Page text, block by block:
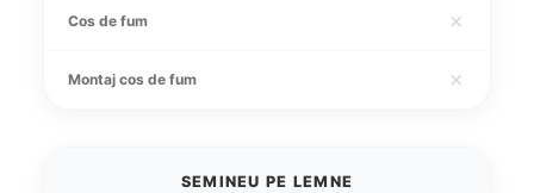
Cos de fum ✗
Montaj cos de fum ✗
SEMINEU PE LEMNE